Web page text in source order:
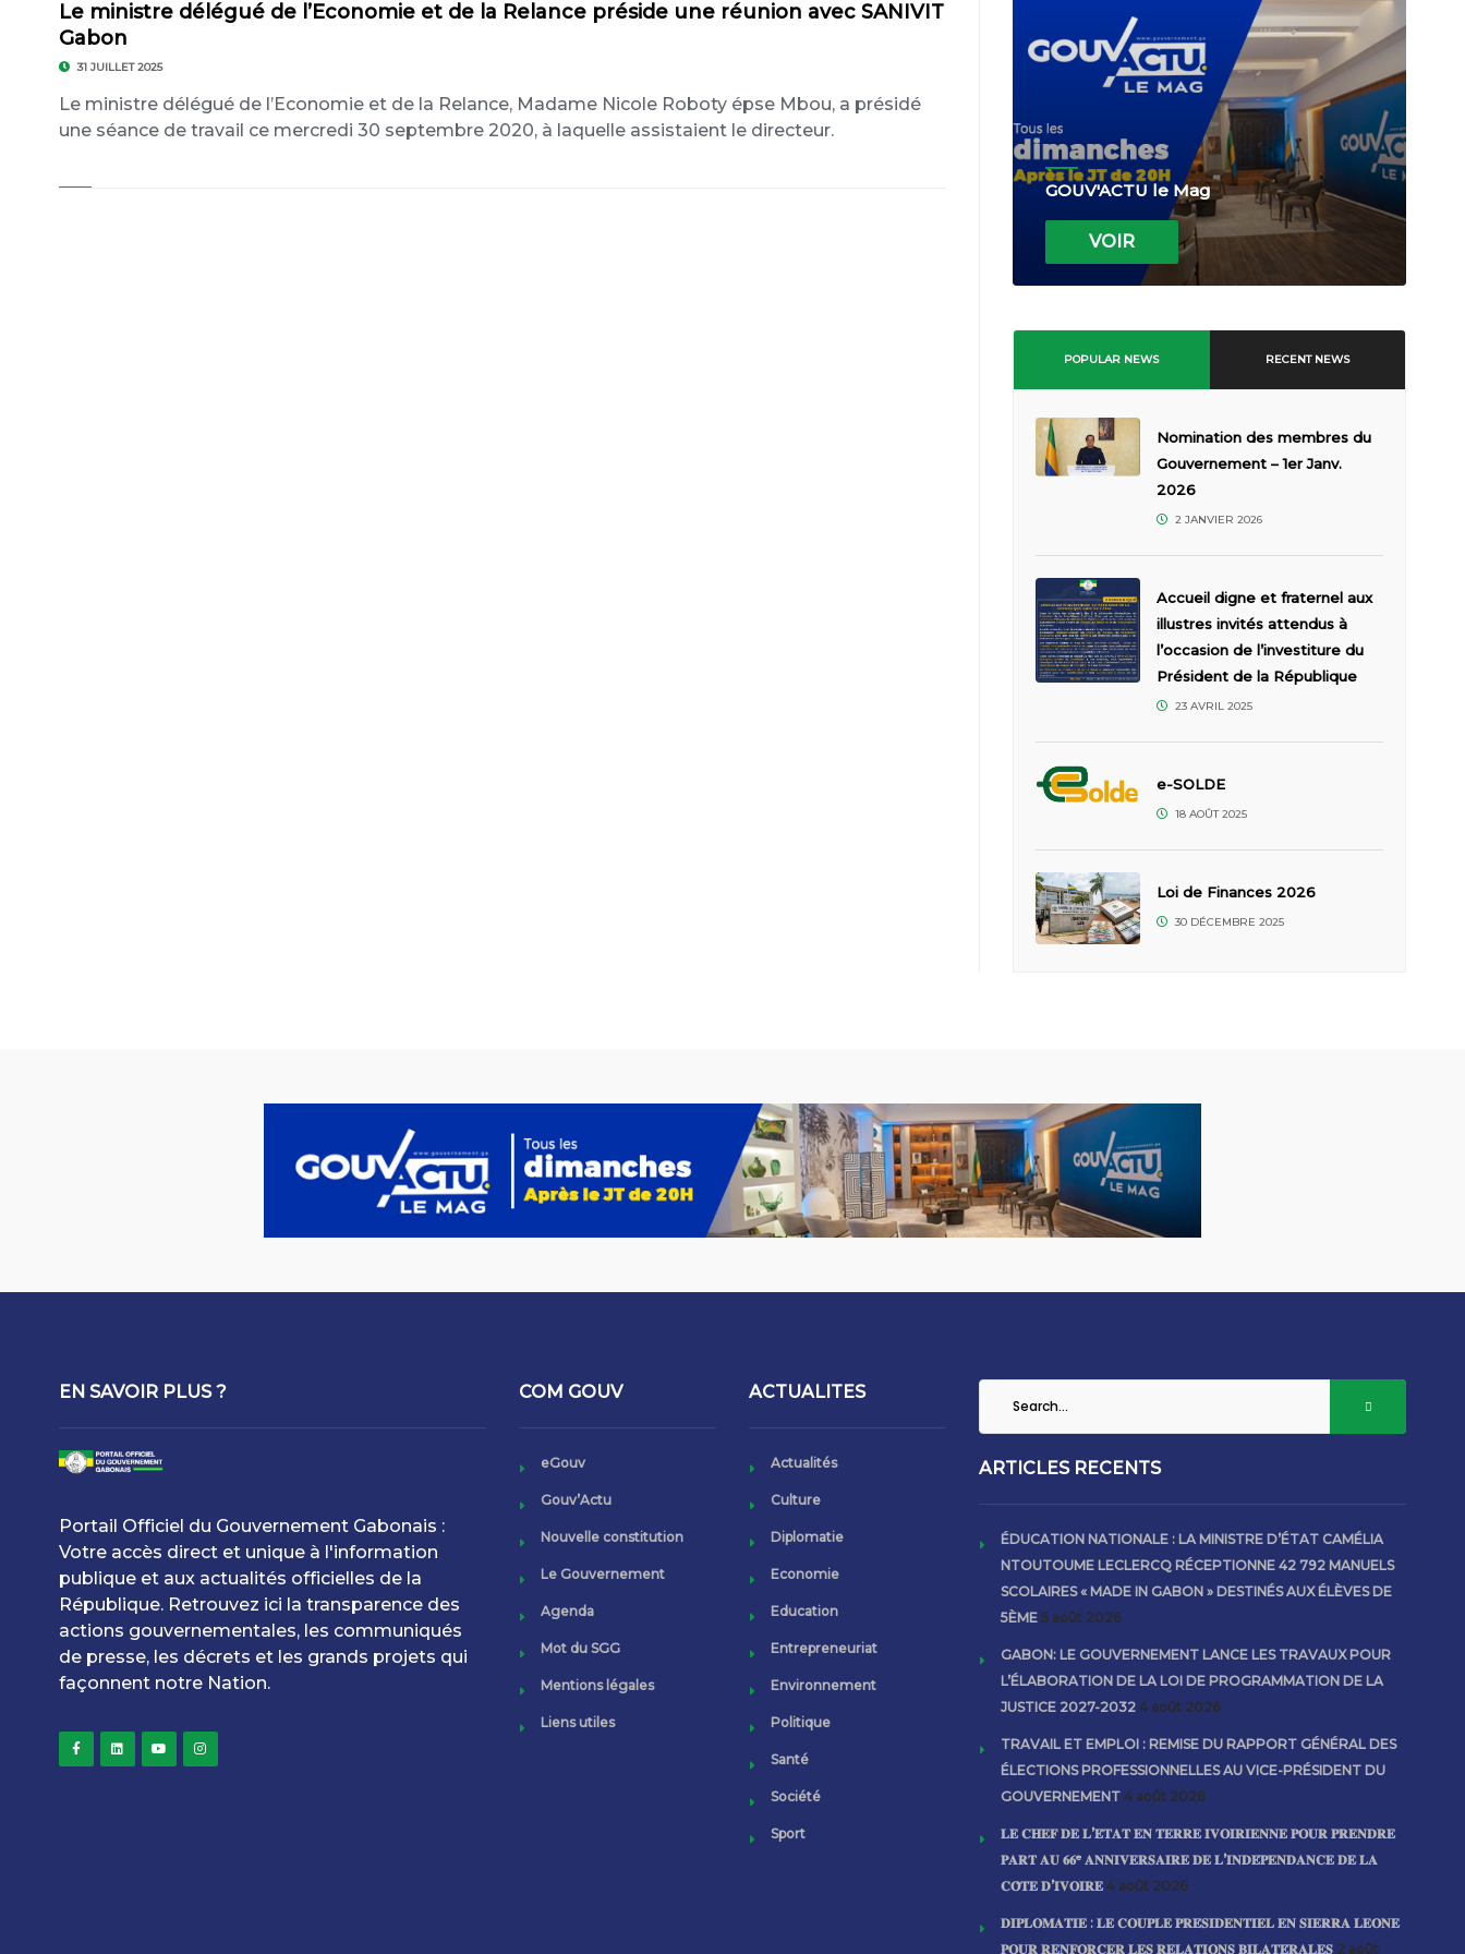
Le ministre délégué de l’Economie et de la Relance préside une réunion avec SANIVIT
Gabon
31 JUILLET 2025
Le ministre délégué de l’Economie et de la Relance, Madame Nicole Roboty épse Mbou, a présidé
une séance de travail ce mercredi 30 septembre 2020, à laquelle assistaient le directeur.
GOUV'ACTU le Mag
VOIR
POPULAR NEWS RECENT NEWS
Nomination des membres du
Gouvernement – 1er Janv.
2026
2 JANVIER 2026
Accueil digne et fraternel aux
illustres invités attendus à
l’occasion de l’investiture du
Président de la République
23 AVRIL 2025
e-SOLDE
18 AOÛT 2025
Loi de Finances 2026
30 DÉCEMBRE 2025
EN SAVOIR PLUS ?
Portail Officiel du Gouvernement Gabonais :
Votre accès direct et unique à l'information
publique et aux actualités officielles de la
République. Retrouvez ici la transparence des
actions gouvernementales, les communiqués
de presse, les décrets et les grands projets qui
façonnent notre Nation.
COM GOUV
eGouv
Gouv’Actu
Nouvelle constitution
Le Gouvernement
Agenda
Mot du SGG
Mentions légales
Liens utiles
ACTUALITES
Actualités
Culture
Diplomatie
Economie
Education
Entrepreneuriat
Environnement
Politique
Santé
Société
Sport
ARTICLES RECENTS
ÉDUCATION NATIONALE : LA MINISTRE D’ÉTAT CAMÉLIA
NTOUTOUME LECLERCQ RÉCEPTIONNE 42 792 MANUELS
SCOLAIRES « MADE IN GABON » DESTINÉS AUX ÉLÈVES DE
5ÈME 5 août 2026
GABON: LE GOUVERNEMENT LANCE LES TRAVAUX POUR
L’ÉLABORATION DE LA LOI DE PROGRAMMATION DE LA
JUSTICE 2027-2032 4 août 2026
TRAVAIL ET EMPLOI : REMISE DU RAPPORT GÉNÉRAL DES
ÉLECTIONS PROFESSIONNELLES AU VICE-PRÉSIDENT DU
GOUVERNEMENT 4 août 2026
𝐋𝐄 𝐂𝐇𝐄𝐅 𝐃𝐄 𝐋’𝐄́𝐓𝐀𝐓 𝐄𝐍 𝐓𝐄𝐑𝐑𝐄 𝐈𝐕𝐎𝐈𝐑𝐈𝐄𝐍𝐍𝐄 𝐏𝐎𝐔𝐑 𝐏𝐑𝐄𝐍𝐃𝐑𝐄
𝐏𝐀𝐑𝐓 𝐀𝐔 𝟔𝟔ᵉ 𝐀𝐍𝐍𝐈𝐕𝐄𝐑𝐒𝐀𝐈𝐑𝐄 𝐃𝐄 𝐋’𝐈𝐍𝐃𝐄́𝐏𝐄𝐍𝐃𝐀𝐍𝐂𝐄 𝐃𝐄 𝐋𝐀
𝐂𝐎̂𝐓𝐄 𝐃’𝐈𝐕𝐎𝐈𝐑𝐄 4 août 2026
𝐃𝐈𝐏𝐋𝐎𝐌𝐀𝐓𝐈𝐄 : 𝐋𝐄 𝐂𝐎𝐔𝐏𝐋𝐄 𝐏𝐑𝐄́𝐒𝐈𝐃𝐄𝐍𝐓𝐈𝐄𝐋 𝐄𝐍 𝐒𝐈𝐄𝐑𝐑𝐀 𝐋𝐄𝐎𝐍𝐄
𝐏𝐎𝐔𝐑 𝐑𝐄𝐍𝐅𝐎𝐑𝐂𝐄𝐑 𝐋𝐄𝐒 𝐑𝐄𝐋𝐀𝐓𝐈𝐎𝐍𝐒 𝐁𝐈𝐋𝐀𝐓𝐄́𝐑𝐀𝐋𝐄𝐒 2 août